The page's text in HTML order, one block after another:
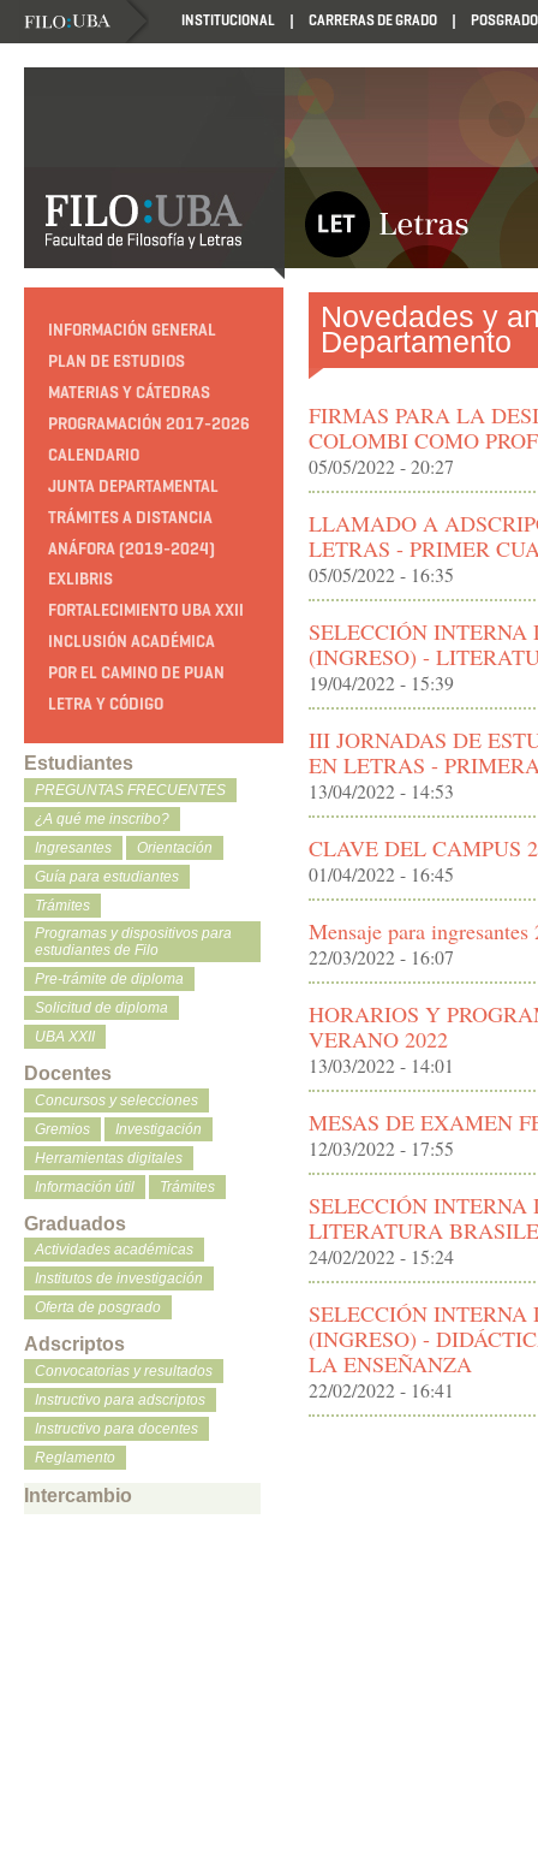
INSTITUCIONAL CARRERAS DE GRADO POSGRADO
INFORMACIÓN GENERAL
PLAN DE ESTUDIOS
MATERIAS Y CÁTEDRAS
PROGRAMACIÓN 2017-2026
CALENDARIO
JUNTA DEPARTAMENTAL
TRÁMITES A DISTANCIA
ANÁFORA (2019-2024)
EXLIBRIS
FORTALECIMIENTO UBA XXII
INCLUSIÓN ACADÉMICA
POR EL CAMINO DE PUAN
LETRA Y CÓDIGO
Estudiantes
PREGUNTAS FRECUENTES
¿A qué me inscribo?
Ingresantes
Orientación
Guía para estudiantes
Trámites
Programas y dispositivos para
estudiantes de Filo
Pre-trámite de diploma
Solicitud de diploma
UBA XXII
Docentes
Concursos y selecciones
Gremios
Investigación
Herramientas digitales
Información útil
Trámites
Graduados
Actividades académicas
Institutos de investigación
Oferta de posgrado
Adscriptos
Convocatorias y resultados
Instructivo para adscriptos
Instructivo para docentes
Reglamento
Intercambio
Novedades y
Departamento
FIRMAS PARA LA
COLOMBI COMO
05/05/2022 - 20:27
LLAMADO A
LETRAS - PRIMER
05/05/2022 - 16:35
SELECCIÓN
(INGRESO) -
19/04/2022 - 15:39
III JORNADAS DE
EN LETRAS -
13/04/2022 - 14:53
CLAVE DEL CAMPUS
01/04/2022 - 16:45
Mensaje para ingresantes
22/03/2022 - 16:07
HORARIOS Y
VERANO 2022
13/03/2022 - 14:01
MESAS DE EXAMEN
12/03/2022 - 17:55
SELECCIÓN
LITERATURA
24/02/2022 - 15:24
SELECCIÓN
(INGRESO) -
LA ENSEÑANZA
22/02/2022 - 16:41